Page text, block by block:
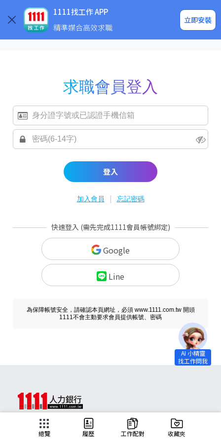
1111找工作 APP
精準媒合高效求職
立即安裝
企業求才
求職會員登入
登入
加入會員 | 忘記密碼
快速登入 (需先完成1111會員帳號綁定)
Google
Line
為保障帳號安全，請確認本頁網址，必須 www.1111.com.tw 開頭
1111不會主動要求會員提供帳號、密碼
總覽 履歷 工作配對 收藏夾